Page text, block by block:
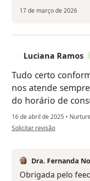
17 de março de 2026
Luciana Ramos
Tudo certo
nos atende
do horário de
16 de abril de 2025 •
na opinião do utilizador
Solicitar revisão
Dra. Fernanda
Obrigada pelo